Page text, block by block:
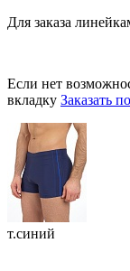
Для заказа
Если нет
вкладку Заказать
т.синий